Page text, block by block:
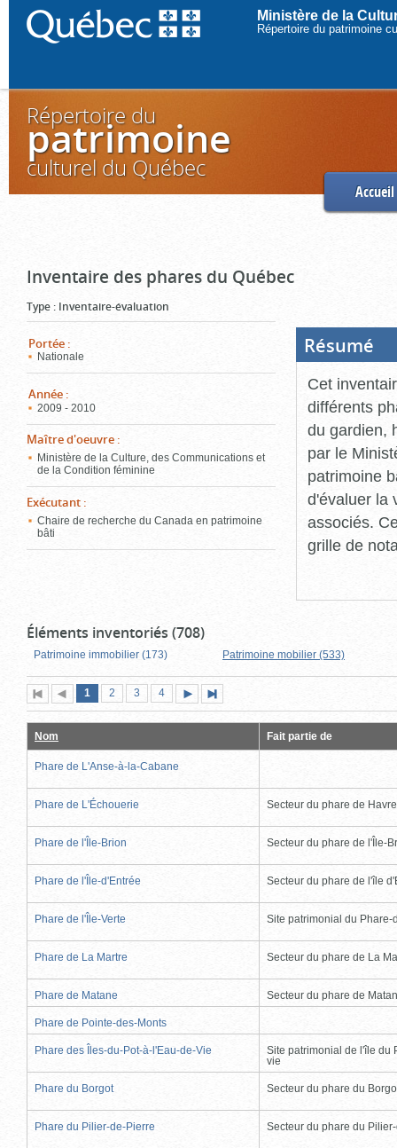
Ministère de la
Répertoire du patrimoine
Répertoire du
patrimoine
culturel du Québec
Accueil
Inventaire des phares du Québec
Type : Inventaire-évaluation
Portée :
Nationale
Année :
2009 - 2010
Maître d'oeuvre :
Ministère de la Culture, des Communications et
de la Condition féminine
Exécutant :
Chaire de recherche du Canada en patrimoine
bâti
Résumé
Cet
différents
du gardien,
par le
patrimoine
d'évaluer la
associés.
grille de
Éléments inventoriés (708)
Patrimoine immobilier (173) Patrimoine mobilier (533)
Première
page
Page
précédente
Page
1 (page
actuelle)
Page
2 Page
3 Page
4
suivante
page
Nom Fait partie de
Phare de L'Anse-à-la-Cabane
Phare de L'Échouerie Secteur du phare de
Phare de l'Île-Brion Secteur du phare de l'Île-
Phare de l'Île-d'Entrée Secteur du phare de l'île
Phare de l'Île-Verte Site patrimonial du Phare-
Phare de La Martre Secteur du phare de La
Phare de Matane Secteur du phare de
Phare de Pointe-des-Monts
Phare des Îles-du-Pot-à-l'Eau-de-Vie
Site patrimonial de l'île du
vie
Phare du Borgot Secteur du phare du
Phare du Pilier-de-Pierre Secteur du phare du